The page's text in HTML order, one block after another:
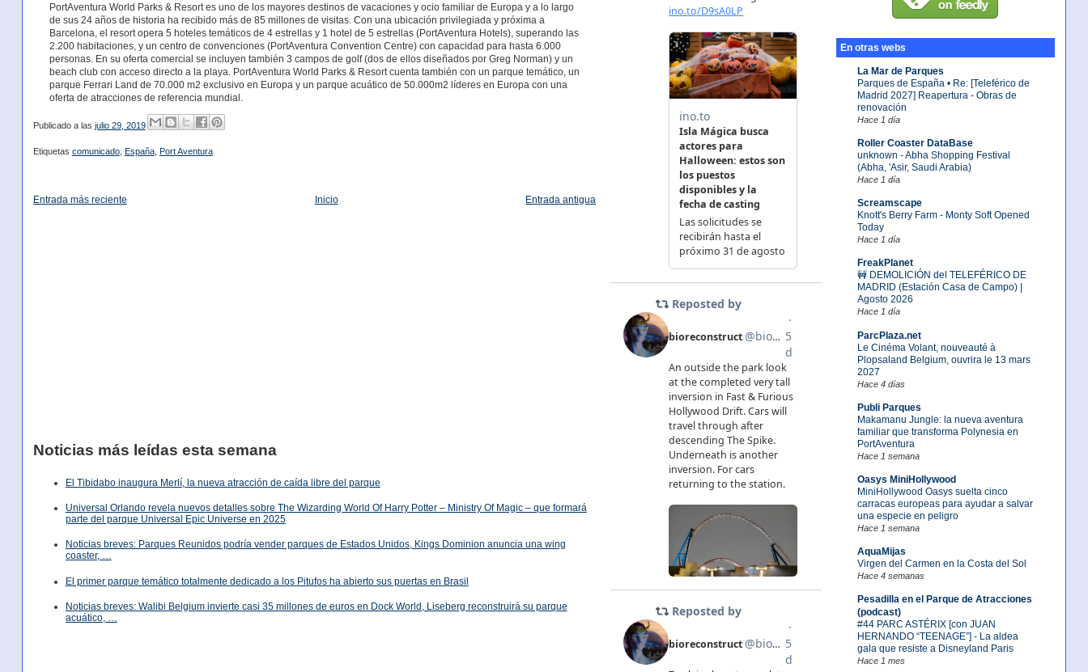
En otras webs
La Mar de Parques
Parques de España • Re: [Teleférico de
Madrid 2027] Reapertura - Obras de
renovación
Hace 1 día
Roller Coaster DataBase
unknown - Abha Shopping Festival
(Abha, 'Asir, Saudi Arabia)
Hace 1 día
Screamscape
Knott's Berry Farm - Monty Soft Opened
Today
Hace 1 día
FreakPlanet
🚧 DEMOLICIÓN del TELEFÉRICO DE
MADRID (Estación Casa de Campo) |
Agosto 2026
Hace 1 día
ParcPlaza.net
Le Cinéma Volant, nouveauté à
Plopsaland Belgium, ouvrira le 13 mars
2027
Hace 4 días
Publi Parques
Makamanu Jungle: la nueva aventura
familiar que transforma Polynesia en
PortAventura
Hace 1 semana
Oasys MiniHollywood
MiniHollywood Oasys suelta cinco
carracas europeas para ayudar a salvar
una especie en peligro
Hace 1 semana
AquaMijas
Virgen del Carmen en la Costa del Sol
Hace 4 semanas
Pesadilla en el Parque de Atracciones
(podcast)
#44 PARC ASTÉRIX [con JUAN
HERNANDO “TEENAGE”] - La aldea
gala que resiste a Disneyland Paris
Hace 1 mes
PortAventura World Parks & Resort es uno de los mayores destinos de vacaciones y ocio familiar de Europa y a lo largo
de sus 24 años de historia ha recibido más de 85 millones de visitas. Con una ubicación privilegiada y próxima a
Barcelona, el resort opera 5 hoteles temáticos de 4 estrellas y 1 hotel de 5 estrellas (PortAventura Hotels), superando las
2.200 habitaciones, y un centro de convenciones (PortAventura Convention Centre) con capacidad para hasta 6.000
personas. En su oferta comercial se incluyen también 3 campos de golf (dos de ellos diseñados por Greg Norman) y un
beach club con acceso directo a la playa. PortAventura World Parks & Resort cuenta también con un parque temático, un
parque Ferrari Land de 70.000 m2 exclusivo en Europa y un parque acuático de 50.000m2 líderes en Europa con una
oferta de atracciones de referencia mundial.
Publicado a las julio 29, 2019
Etiquetas comunicado, España, Port Aventura
Entrada más reciente Entrada antigua
Inicio
Noticias más leídas esta semana
El Tibidabo inaugura Merlí, la nueva atracción de caída libre del parque
Universal Orlando revela nuevos detalles sobre The Wizarding World Of Harry Potter – Ministry Of Magic – que formará
parte del parque Universal Epic Universe en 2025
Noticias breves: Parques Reunidos podría vender parques de Estados Unidos, Kings Dominion anuncia una wing
coaster, …
El primer parque temático totalmente dedicado a los Pitufos ha abierto sus puertas en Brasil
Noticias breves: Walibi Belgium invierte casi 35 millones de euros en Dock World, Liseberg reconstruirá su parque
acuático, …